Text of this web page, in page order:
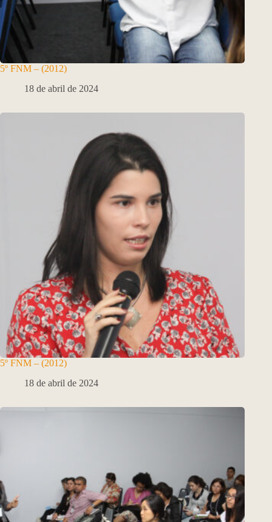
5º FNM – (2012)
18 de abril de 2024
5º FNM – (2012)
18 de abril de 2024